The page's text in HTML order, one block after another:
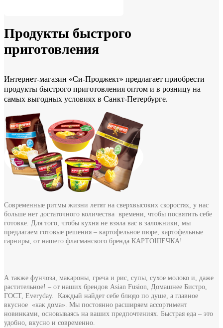
Продукты быстрого
приготовления
Интернет-магазин «Си-Проджект» предлагает приобрести
продукты быстрого приготовления оптом и в розницу на
самых выгодных условиях в Санкт-Петербурге.
Современные ритмы жизни летят на сверхвысоких скоростях, у нас
больше нет достаточного количества времени, чтобы посвятить себе
готовке. Для того, чтобы кухня не взяла вас в заложники, мы
предлагаем готовые решения – картофельное пюре, картофельные
гарниры, от нашего флагманского бренда КАРТОШЕЧКА!
А также фунчоза, макароны, греча и рис, супы, сухое молоко и, даже
растительное! – от наших брендов Asian Fusion, Домашнее Бистро,
ГОСТ, Everyday. Каждый найдет себе блюдо по душе, а главное
вкусное «как дома». Мы постоянно расширяем ассортимент
новинками, основываясь на ваших предпочтениях. Быстрая еда – это
удобно, вкусно и современно.